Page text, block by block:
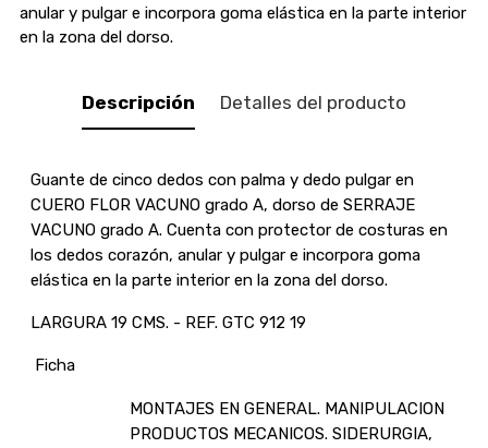
anular y pulgar e incorpora goma elástica en la parte interior
en la zona del dorso.
Descripción Detalles del producto
Guante de cinco dedos con palma y dedo pulgar en
CUERO FLOR VACUNO grado A, dorso de SERRAJE
VACUNO grado A. Cuenta con protector de costuras en
los dedos corazón, anular y pulgar e incorpora goma
elástica en la parte interior en la zona del dorso.
LARGURA 19 CMS. - REF. GTC 912 19
Ficha
MONTAJES EN GENERAL. MANIPULACION
PRODUCTOS MECANICOS. SIDERURGIA,